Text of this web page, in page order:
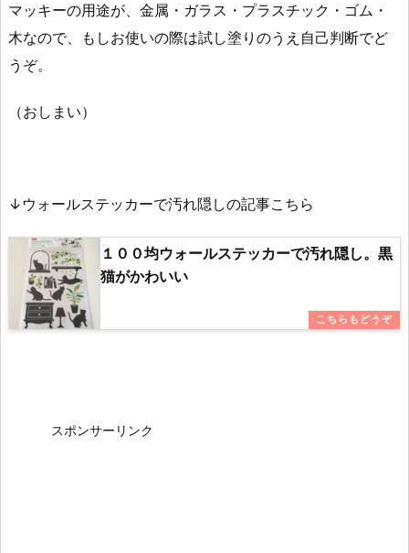
マッキーの用途が、金属・ガラス・プラスチック・ゴム・
木なので、もしお使いの際は試し塗りのうえ自己判断でど
うぞ。
（おしまい）
↓ウォールステッカーで汚れ隠しの記事こちら
１００均ウォールステッカーで汚れ隠し。黒
猫がかわいい
スポンサーリンク